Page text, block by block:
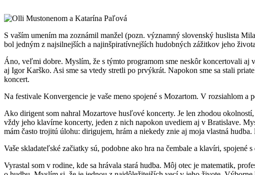
S vaším umením ma zoznámil manžel (pozn. významný slovenský huslista
bol jedným z najsilnejších a najinšpiratívnejších hudobných zážitkov jeho
Áno, veľmi dobre. Myslím, že s týmto programom sme neskôr koncertovali
aj Igor Karško. Asi sme sa vtedy stretli po prvýkrát. Napokon sme sa stali
koncert.
Na festivale Konvergencie je vaše meno spojené s Mozartom. V rozsiahlom
Ako dirigent som nahral Mozartove husľové koncerty. Je len zhodou
vždy jeho klavírne koncerty, jeden z nich napokon uvediem aj v Bratislave.
mám často trojitú úlohu: dirigujem, hrám a niekedy znie aj moja vlastná
Vaše skladateľské začiatky sú, podobne ako hra na čembale a klavíri, spojené s
Vyrastal som v rodine, kde sa hrávala stará hudba. Môj otec je matematik,